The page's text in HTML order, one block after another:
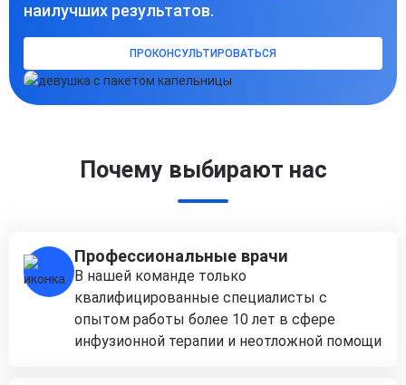
наилучших результатов.
ПРОКОНСУЛЬТИРОВАТЬСЯ
Почему выбирают нас
Профессиональные врачи
В нашей команде только
квалифицированные специалисты с
опытом работы более 10 лет в сфере
инфузионной терапии и неотложной помощи